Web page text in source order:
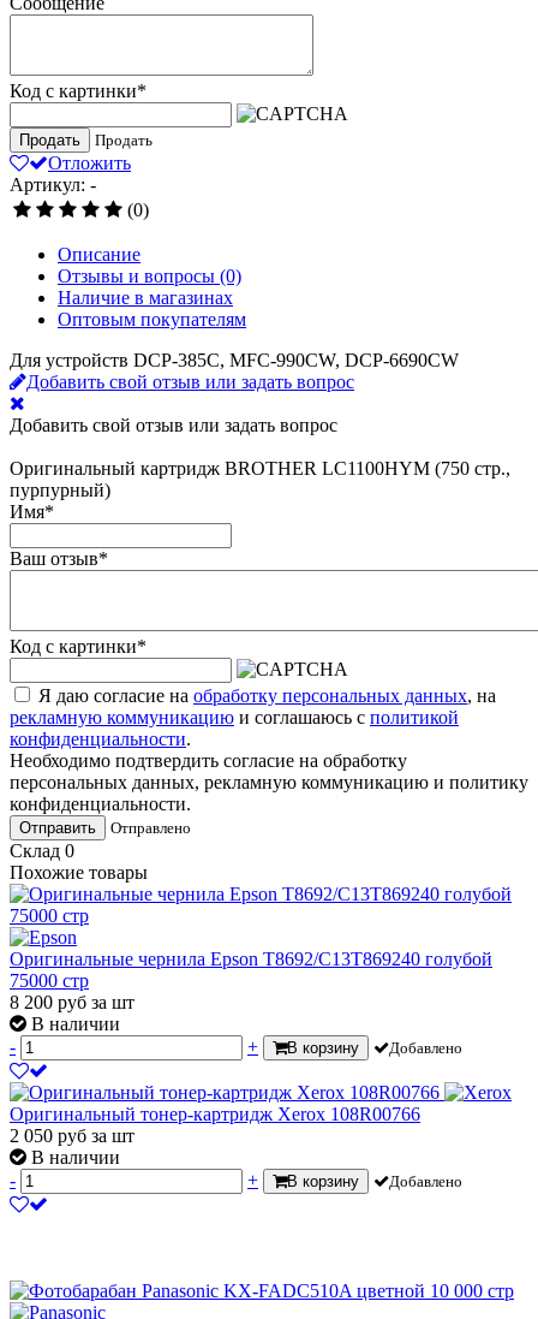
Код с картинки*
Продать Продать
Отложить
Артикул: -
(0)
Описание
Отзывы и вопросы (0)
Наличие в магазинах
Оптовым покупателям
Для устройств DCP-385C, MFC-990CW, DCP-6690CW
Добавить свой отзыв или задать вопрос
Добавить свой отзыв или задать вопрос
Оригинальный картридж BROTHER LC1100HYM (750 стр.,
пурпурный)
Имя*
Ваш отзыв*
Код с картинки*
Я даю согласие на обработку персональных данных, на
рекламную коммуникацию и соглашаюсь с политикой
конфиденциальности.
Необходимо подтвердить согласие на обработку
персональных данных, рекламную коммуникацию и политику
конфиденциальности.
Отправить Отправлено
Склад 0
Похожие товары
Оригинальные чернила Epson T8692/C13T869240 голубой
75000 стр
8 200 руб за шт
В наличии
-
+ В корзину Добавлено
Оригинальный тонер-картридж Xerox 108R00766
2 050 руб за шт
В наличии
-
+ В корзину Добавлено